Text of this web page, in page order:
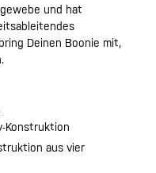
und hat
Deinen Boonie mit,
Konstruktion
aus vier